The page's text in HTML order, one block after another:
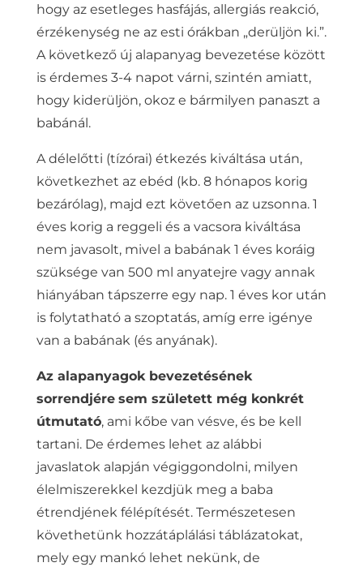
hogy az esetleges hasfájás, allergiás reakció,
érzékenység ne az esti órákban „derüljön ki.”.
A következő új alapanyag bevezetése között
is érdemes 3-4 napot várni, szintén amiatt,
hogy kiderüljön, okoz e bármilyen panaszt a
babánál.
A délelőtti (tízórai) étkezés kiváltása után,
következhet az ebéd (kb. 8 hónapos korig
bezárólag), majd ezt követően az uzsonna. 1
éves korig a reggeli és a vacsora kiváltása
nem javasolt, mivel a babának 1 éves koráig
szüksége van 500 ml anyatejre vagy annak
hiányában tápszerre egy nap. 1 éves kor után
is folytatható a szoptatás, amíg erre igénye
van a babának (és anyának).
Az alapanyagok bevezetésének
sorrendjére sem született még konkrét
útmutató, ami kőbe van vésve, és be kell
tartani. De érdemes lehet az alábbi
javaslatok alapján végiggondolni, milyen
élelmiszerekkel kezdjük meg a baba
étrendjének félépítését. Természetesen
követhetünk hozzátáplálási táblázatokat,
mely egy mankó lehet nekünk, de